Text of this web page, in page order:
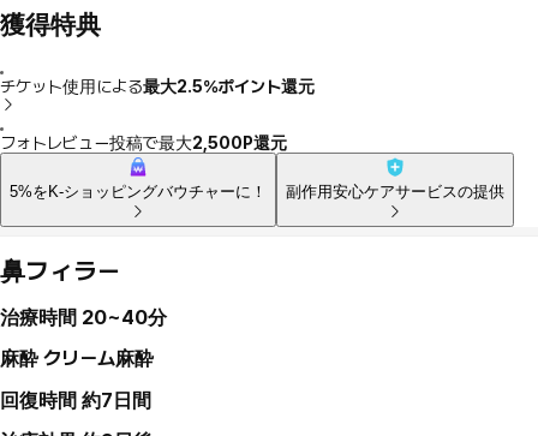
獲得特典
チケット使用による最大2.5％ポイント還元
フォトレビュー投稿で最大2,500P還元
5%をK-ショッピングバウチャーに！ 副作用安心ケアサービスの提供
鼻フィラー
治療時間 20~40分
麻酔 クリーム麻酔
回復時間 約7日間